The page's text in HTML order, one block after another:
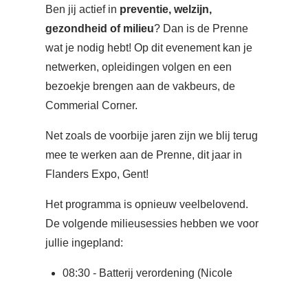
Ben jij actief in preventie, welzijn,
gezondheid of milieu? Dan is de Prenne
wat je nodig hebt! Op dit evenement kan je
netwerken, opleidingen volgen en een
bezoekje brengen aan de vakbeurs, de
Commerial Corner.
Net zoals de voorbije jaren zijn we blij terug
mee te werken aan de Prenne, dit jaar in
Flanders Expo, Gent!
Het programma is opnieuw veelbelovend.
De volgende milieusessies hebben we voor
jullie ingepland:
08:30 - Batterij verordening (Nicole
Français
Nederlands